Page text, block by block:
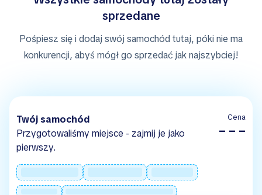
sprzedane
Pośpiesz się i dodaj swój samochód tutaj, póki nie ma
konkurencji, abyś mógł go sprzedać jak najszybciej!
Twój samochód
Przygotowaliśmy miejsce - zajmij je jako
pierwszy.
Cena
– – –